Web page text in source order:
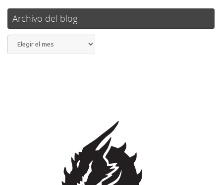
Archivo del blog
Archivo